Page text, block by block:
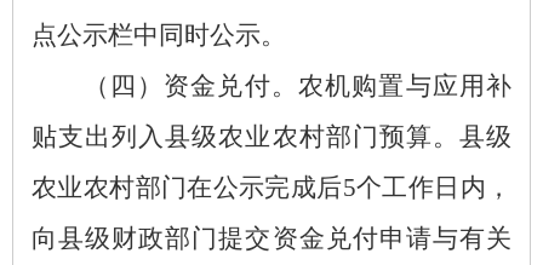
点公示栏中同时公示。
（四）资金兑付。 农机购置与应用补
贴支出列入县级农业农村部门预算。县级
农业农村部门在公示完成后5个工作日内，
向县级财政部门提交资金兑付申请与有关